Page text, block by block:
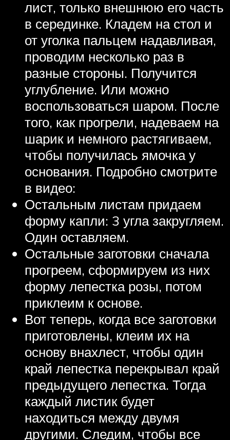
лист, только внешнюю его часть
в серединке. Кладем на стол и
от уголка пальцем надавливая,
проводим несколько раз в
разные стороны. Получится
углубление. Или можно
воспользоваться шаром. После
того, как прогрели, надеваем на
шарик и немного растягиваем,
чтобы получилась ямочка у
основания. Подробно смотрите
в видео:
Остальным листам придаем
форму капли: 3 угла закругляем.
Один оставляем.
Остальные заготовки сначала
прогреем, сформируем из них
форму лепестка розы, потом
приклеим к основе.
Вот теперь, когда все заготовки
приготовлены, клеим их на
основу внахлест, чтобы один
край лепестка перекрывал край
предыдущего лепестка. Тогда
каждый листик будет
находиться между двумя
другими. Следим, чтобы все